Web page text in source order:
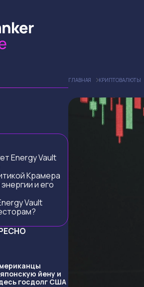
Energy Vault
Крамера
и его
Vault
йену и
госдолг США
ГЛАВНАЯ КРИПТОВАЛЮТЫ